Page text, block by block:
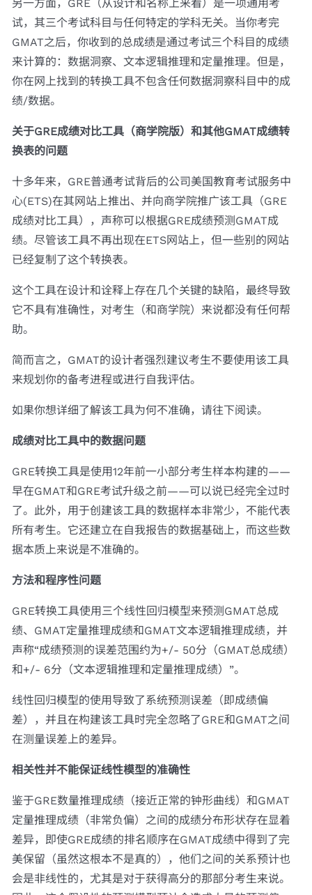
另一方面，GRE（从设计和名称上来看）是一项通用考
试，其三个考试科目与任何特定的学科无关。当你考完
GMAT之后，你收到的总成绩是通过考试三个科目的成绩
来计算的：数据洞察、文本逻辑推理和定量推理。但是，
你在网上找到的转换工具不包含任何数据洞察科目中的成
绩/数据。
关于GRE成绩对比工具（商学院版）和其他GMAT成绩转
换表的问题
十多年来，GRE普通考试背后的公司美国教育考试服务中
心(ETS)在其网站上推出、并向商学院推广该工具（GRE
成绩对比工具），声称可以根据GRE成绩预测GMAT成
绩。尽管该工具不再出现在ETS网站上，但一些别的网站
已经复制了这个转换表。
这个工具在设计和诠释上存在几个关键的缺陷，最终导致
它不具有准确性，对考生（和商学院）来说都没有任何帮
助。
简而言之，GMAT的设计者强烈建议考生不要使用该工具
来规划你的备考进程或进行自我评估。
如果你想详细了解该工具为何不准确，请往下阅读。
成绩对比工具中的数据问题
GRE转换工具是使用12年前一小部分考生样本构建的——
早在GMAT和GRE考试升级之前——可以说已经完全过时
了。此外，用于创建该工具的数据样本非常少，不能代表
所有考生。它还建立在自我报告的数据基础上，而这些数
据本质上来说是不准确的。
方法和程序性问题
GRE转换工具使用三个线性回归模型来预测GMAT总成
绩、GMAT定量推理成绩和GMAT文本逻辑推理成绩，并
声称“成绩预测的误差范围约为+/- 50分（GMAT总成绩）
和+/- 6分（文本逻辑推理和定量推理成绩）”。
线性回归模型的使用导致了系统预测误差（即成绩偏
差），并且在构建该工具时完全忽略了GRE和GMAT之间
在测量误差上的差异。
相关性并不能保证线性模型的准确性
鉴于GRE数量推理成绩（接近正常的钟形曲线）和GMAT
定量推理成绩（非常负偏）之间的成绩分布形状存在显着
差异，即使GRE成绩的排名顺序在GMAT成绩中得到了完
美保留（虽然这根本不是真的），他们之间的关系预计也
会是非线性的，尤其是对于获得高分的那部分考生来说。